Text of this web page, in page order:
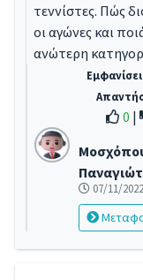
Πολιτική Προστασία
Προμήθειες Δημοσίου -
Πρόσφυγες -
Προσωπικά Δεδομένα
Συγκοινωνίες -
Τουρισμός - Ξενοδοχεία
Φορολογικά -
Χωρίς ταξινόμηση -
τεννίστες. Πώς
οι αγώνες και
ανώτερη
0 |
07/11/